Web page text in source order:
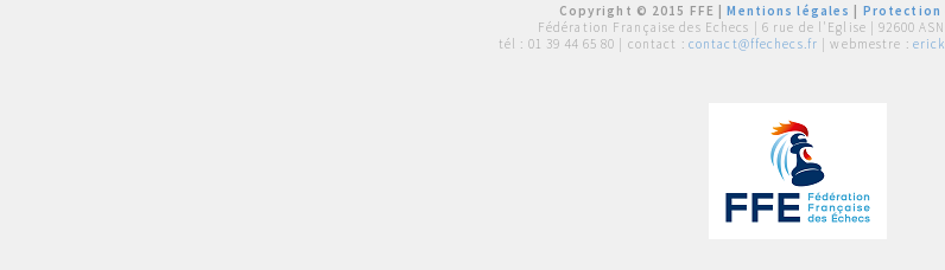
Copyright © 2015 FFE |Mentions légales
Protection
Fédération Française des Echecs | 6 rue de l'Eglise | 92600
tél : 01 39 44 65 80 | contact : contact@ffechecs.fr | webmestre :